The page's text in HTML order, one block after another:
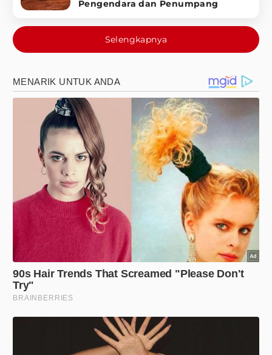
Pengendara dan Penumpang
Selengkapnya